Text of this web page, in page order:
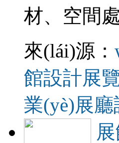
材、
來(lái)源：
館設計展
業(yè)展廳